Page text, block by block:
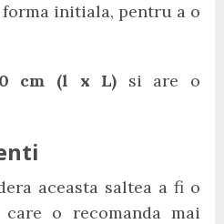
initiala, pentru a o
cm (l x L) si are o
aceasta saltea a fi o
o recomanda mai